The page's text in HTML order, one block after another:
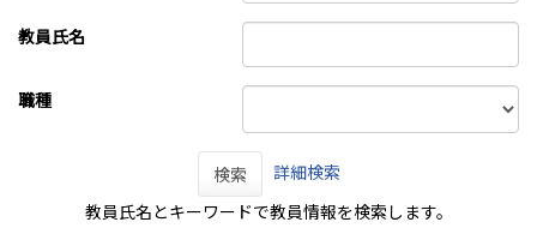
教員氏名
職種
検索
詳細検索
教員氏名とキーワードで教員情報を検索します。